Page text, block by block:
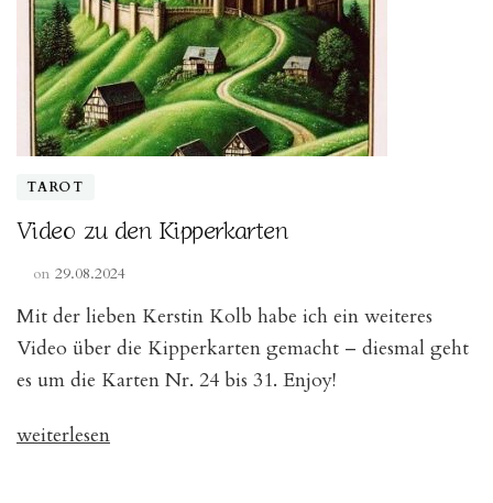
TAROT
Video zu den Kipperkarten
on 29.08.2024
Mit der lieben Kerstin Kolb habe ich ein weiteres
Video über die Kipperkarten gemacht – diesmal geht
es um die Karten Nr. 24 bis 31. Enjoy!
„Video
weiterlesen